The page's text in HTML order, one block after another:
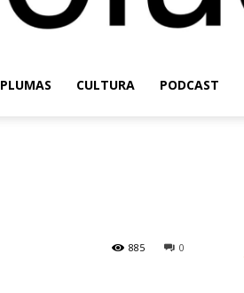
PLUMAS CULTURA PODCAST
0
885